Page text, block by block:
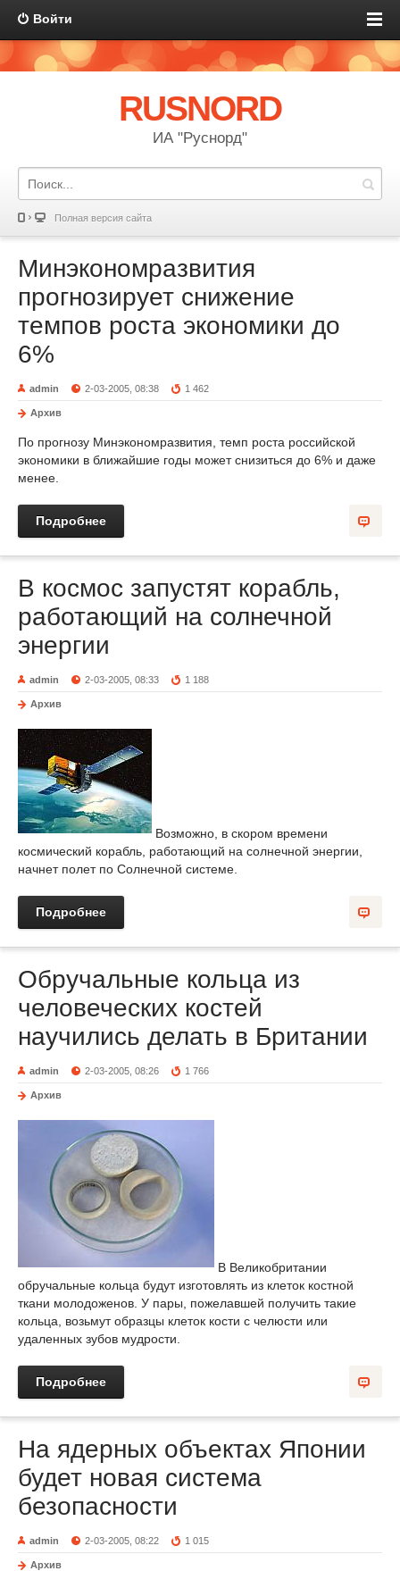
Войти
RUSNORD
ИА "Руснорд"
Полная версия сайта
Минэкономразвития
прогнозирует снижение
темпов роста экономики до
6%
admin 2-03-2005, 08:38 1 462
Архив
По прогнозу Минэкономразвития, темп роста российской
экономики в ближайшие годы может снизиться до 6% и даже
менее.
Подробнее
В космос запустят корабль,
работающий на солнечной
энергии
admin 2-03-2005, 08:33 1 188
Архив
Возможно, в скором времени
космический корабль, работающий на солнечной энергии,
начнет полет по Солнечной системе.
Подробнее
Обручальные кольца из
человеческих костей
научились делать в Британии
admin 2-03-2005, 08:26 1 766
Архив
В Великобритании
обручальные кольца будут изготовлять из клеток костной
ткани молодоженов. У пары, пожелавшей получить такие
кольца, возьмут образцы клеток кости с челюсти или
удаленных зубов мудрости.
Подробнее
На ядерных объектах Японии
будет новая система
безопасности
admin 2-03-2005, 08:22 1 015
Архив